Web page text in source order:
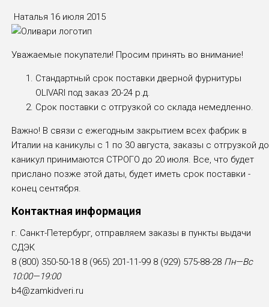
Наталья 16 июля 2015
Уважаемые покупатели! Просим принять во внимание!
Стандартный срок поставки дверной фурнитуры
OLIVARI под заказ 20-24 р.д.
Срок поставки с отгрузкой со склада немедленно.
Важно! В связи с ежегодным закрытием всех фабрик в
Италии на каникулы с 1 по 30 августа, заказы с отгрузкой до
каникул принимаются СТРОГО до 20 июля. Все, что будет
прислано позже этой даты, будет иметь срок поставки -
конец сентября.
Контактная информация
г. Санкт-Петербург, отправляем заказы в пункты выдачи
СДЭК
8 (800) 350-50-18 8 (965) 201-11-99 8 (929) 575-88-28 Пн—Вс
10:00—19:00
b4@zamkidveri.ru